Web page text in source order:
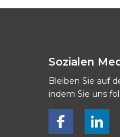
Sozialen
Bleiben Sie auf
indem Sie uns
Bekijk ons op Facebook
Bekijk ons